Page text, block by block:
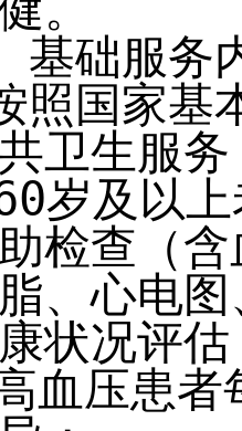
基础服务
照国家基
卫生服务
岁及以
检查（
、心电
状况评
血压患者